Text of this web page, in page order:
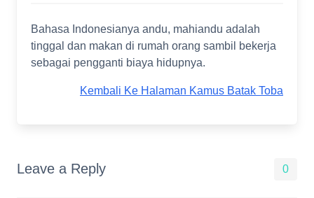
Bahasa Indonesianya andu, mahiandu adalah
tinggal dan makan di rumah orang sambil bekerja
sebagai pengganti biaya hidupnya.
Kembali Ke Halaman Kamus Batak Toba
Leave a Reply 0